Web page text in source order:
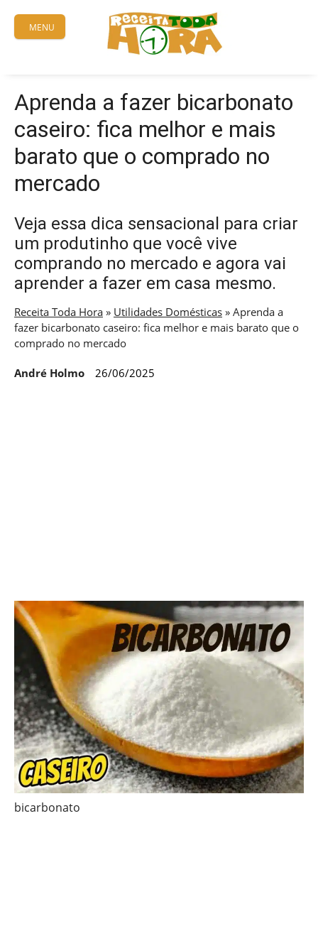
content
MENU
Aprenda a fazer bicarbonato
caseiro: fica melhor e mais
barato que o comprado no
mercado
Veja essa dica sensacional para criar
um produtinho que você vive
comprando no mercado e agora vai
aprender a fazer em casa mesmo.
Receita Toda Hora » Utilidades Domésticas » Aprenda a
fazer bicarbonato caseiro: fica melhor e mais barato que o
comprado no mercado
André Holmo 26/06/2025
bicarbonato